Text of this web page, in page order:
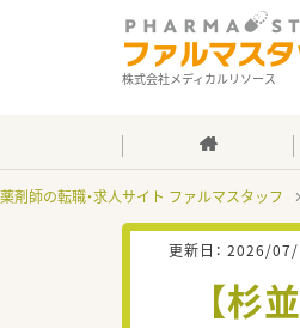
株式会社メディカルリソース
薬剤師の転職・求人サイト ファルマスタッフ
更新日： 2026/07/
【杉